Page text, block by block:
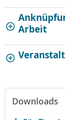
Arbeit
Downloads